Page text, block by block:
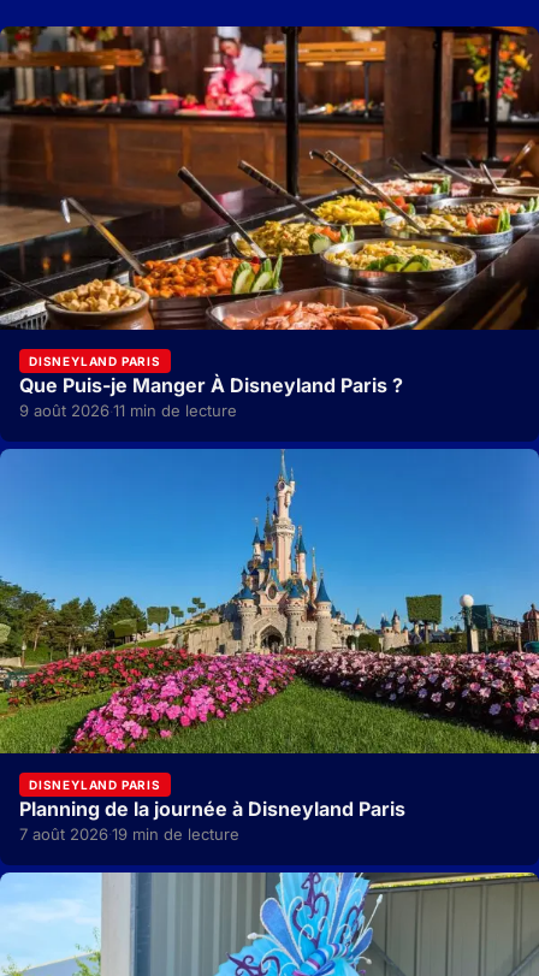
DISNEYLAND PARIS
Que Puis-je Manger À Disneyland Paris ?
9 août 2026·11 min de lecture
DISNEYLAND PARIS
Planning de la journée à Disneyland Paris
7 août 2026·19 min de lecture